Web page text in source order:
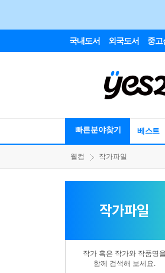
국내도서 외국도서 중고
빠른분야찾기 베스트
웰컴 작가파일
작가파일
작가 혹은 작가와 작품명을
함께 검색해 보세요.